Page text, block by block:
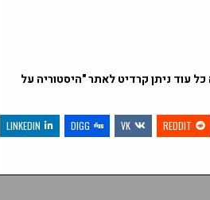
עוד ניתן קרדיט לאתר "היסטוריה על
REDDIT
VK
DIGG
LINKEDIN